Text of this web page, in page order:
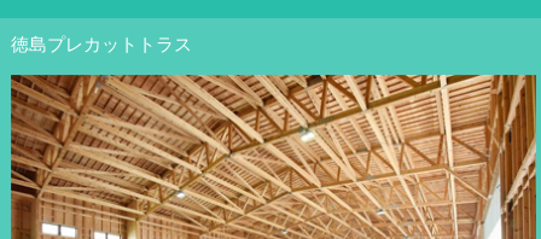
徳島プレカットトラス